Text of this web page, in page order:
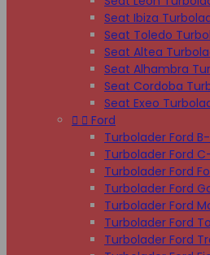
Seat Ibiza
Seat Toledo
Seat Altea
Seat Alhambra
Seat Cordoba
Seat Exeo
  Ford
Turbolader Ford
Turbolader Ford
Turbolader Ford
Turbolader Ford
Turbolader Ford
Turbolader Ford
Turbolader Ford